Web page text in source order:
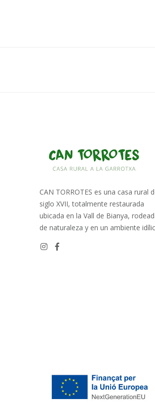
CAN TORROTES es una casa rural
siglo XVII, totalmente restaurada
ubicada en la Vall de Bianya,
de naturaleza y en un ambiente
Instagram